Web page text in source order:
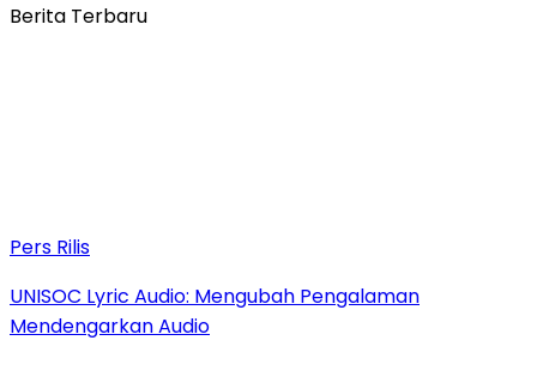
Berita Terbaru
Pers Rilis
UNISOC Lyric Audio: Mengubah Pengalaman
Mendengarkan Audio